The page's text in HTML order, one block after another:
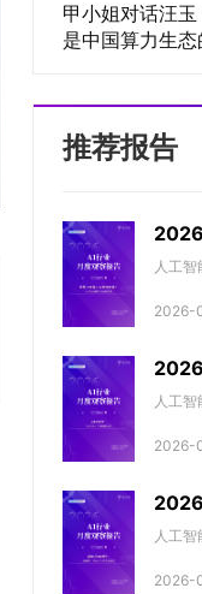
甲小姐对话汪玉
是中国算力生
推荐报告
月期
人工智
2026-
月期
人工智
2026-
月期
人工智
2026-